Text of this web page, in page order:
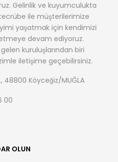
Gelinlik ve kuyumculukta
ile müşterilerimize
yaşatmak için kendimizi
devam ediyoruz.
kuruluşlarından biri
iletişime geçebilirsiniz.
48800 Köyceğiz/MUĞLA
00
OLUN